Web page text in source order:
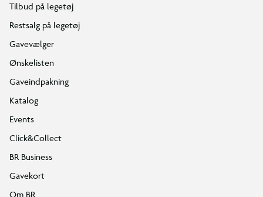
Tilbud på legetøj
Restsalg på legetøj
Gavevælger
Ønskelisten
Gaveindpakning
Katalog
Events
Click&Collect
BR Business
Gavekort
Om BR